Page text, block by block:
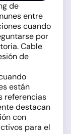
de
entre
cuando
por
Cable
de
están
referencias
destacan
con
para el